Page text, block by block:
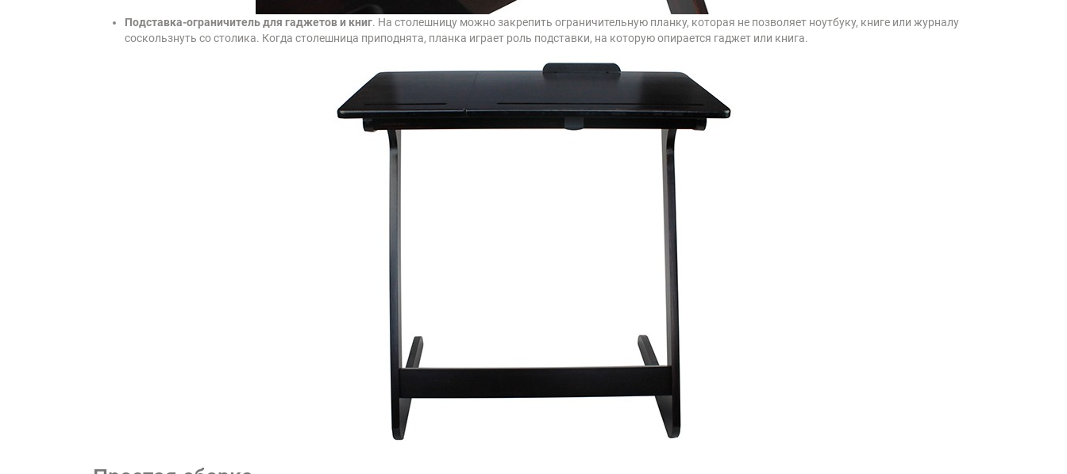
Подставка-ограничитель для гаджетов и книг. На столешницу можно закрепить ограничительную планку, которая не позволяет ноутбуку, книге или журналу
соскользнуть со столика. Когда столешница приподнята, планка играет роль подставки, на которую опирается гаджет или книга.